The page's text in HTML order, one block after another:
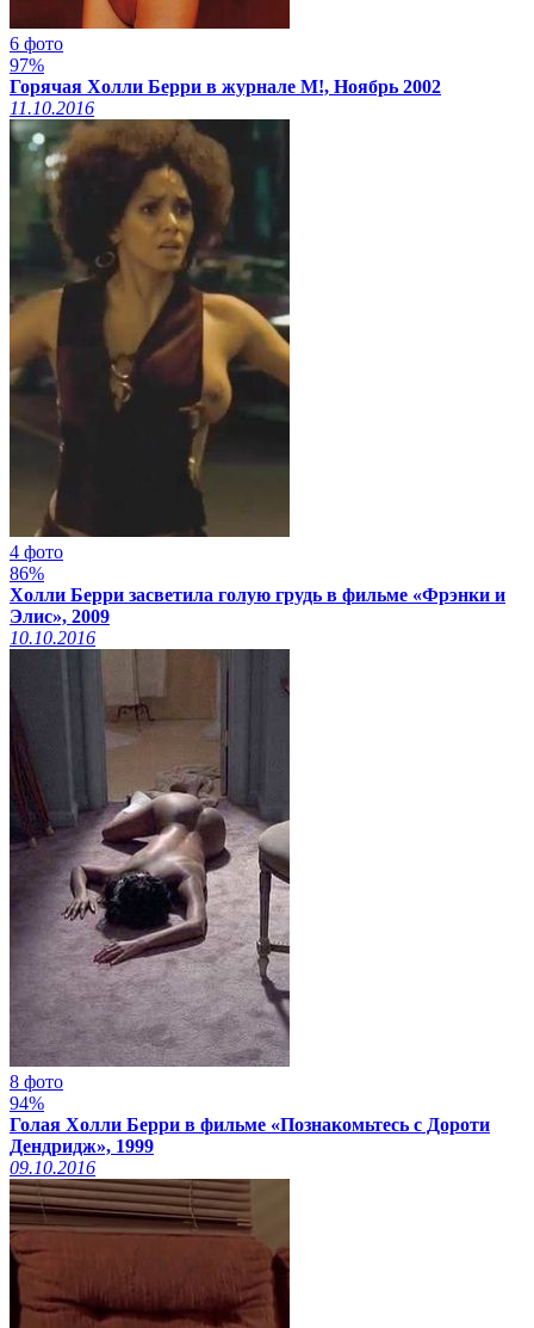
6 фото
97%
Горячая Холли Берри в журнале M!, Ноябрь 2002
11.10.2016
4 фото
86%
Холли Берри засветила голую грудь в фильме «Фрэнки и
Элис», 2009
10.10.2016
8 фото
94%
Голая Холли Берри в фильме «Познакомьтесь с Дороти
Дендридж», 1999
09.10.2016